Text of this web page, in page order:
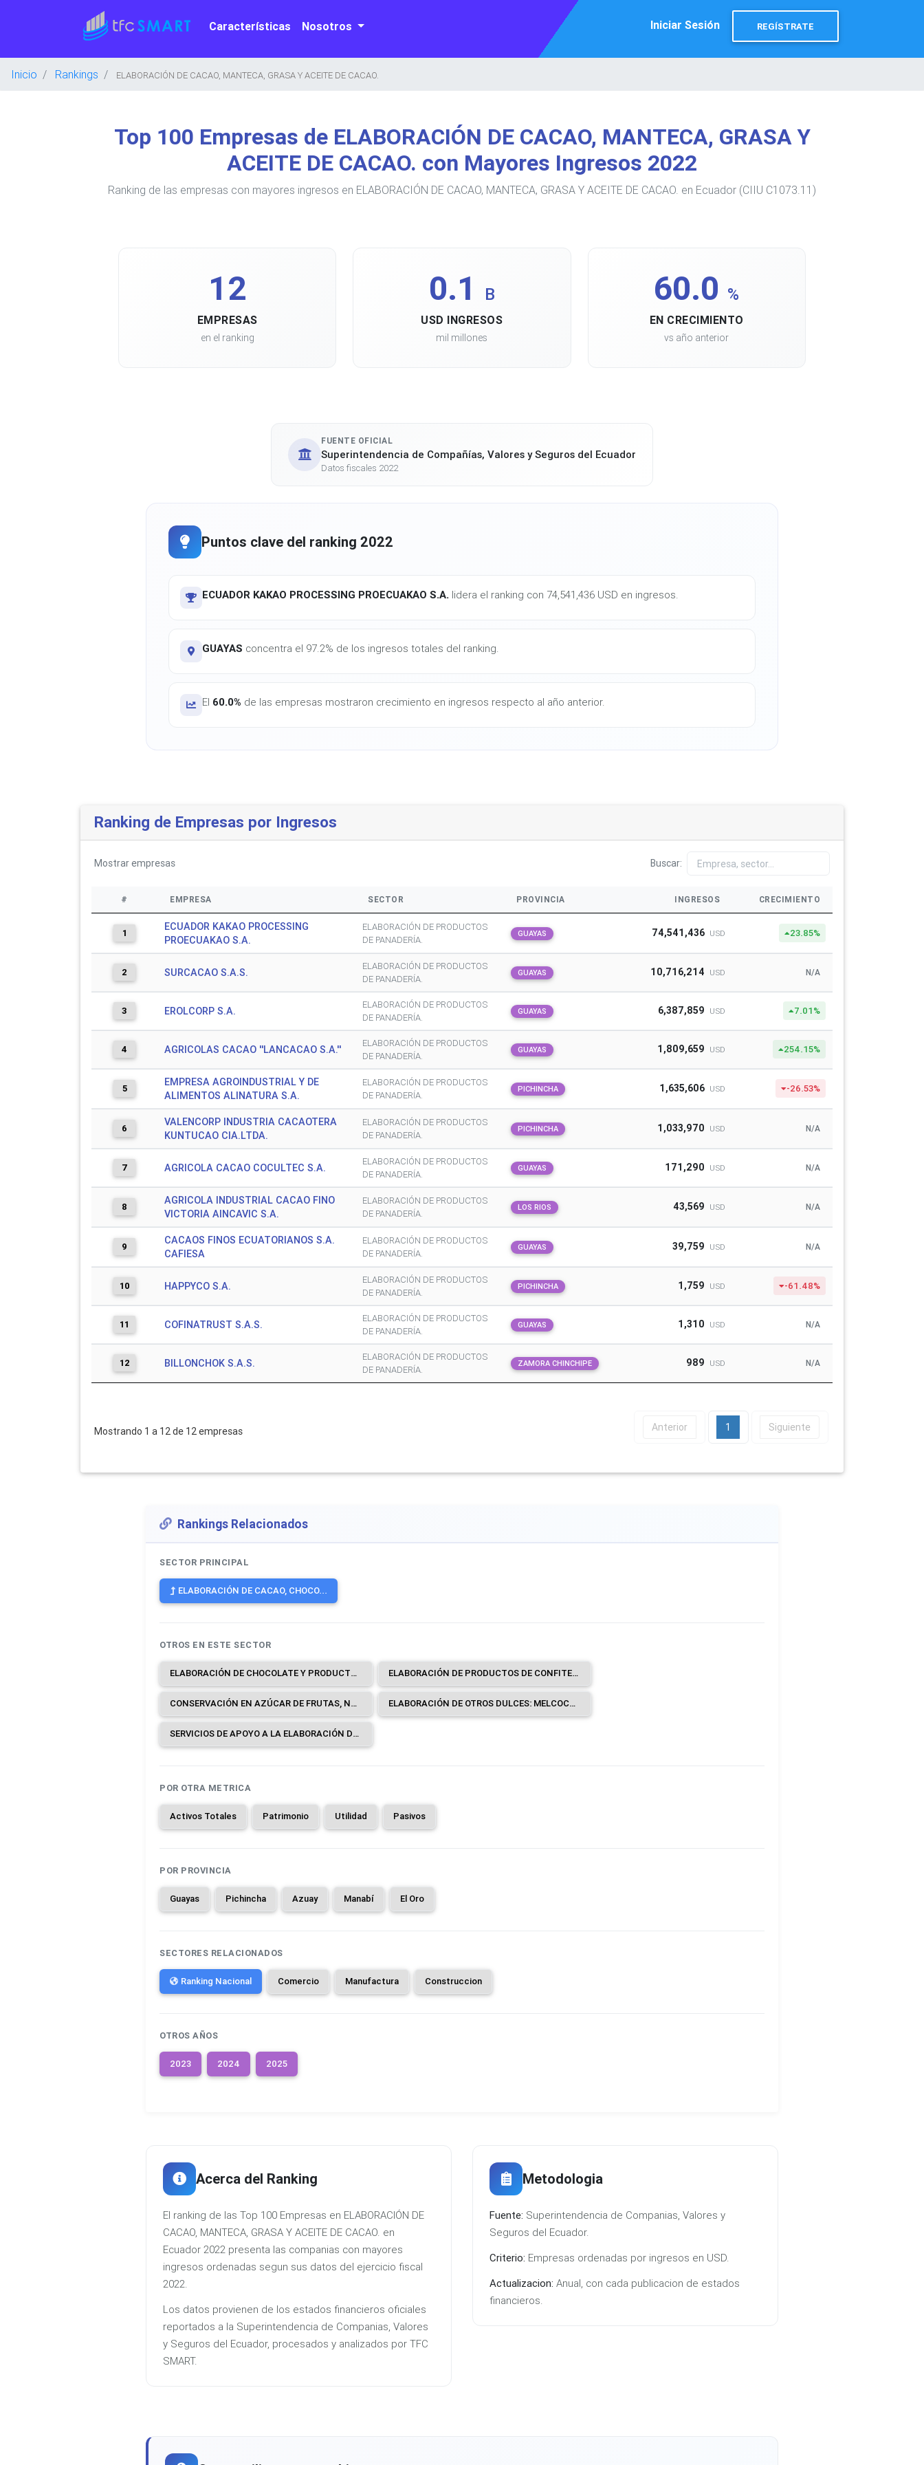
Características Nosotros Iniciar Sesión REGÍSTRATE
Inicio Rankings ELABORACIÓN DE CACAO, MANTECA, GRASA Y ACEITE DE CACAO.
Top 100 Empresas de ELABORACIÓN DE CACAO, MANTECA, GRASA Y
ACEITE DE CACAO. con Mayores Ingresos 2022
Ranking de las empresas con mayores ingresos en ELABORACIÓN DE CACAO, MANTECA, GRASA Y ACEITE DE CACAO. en Ecuador (CIIU C1073.11)
12
EMPRESAS
en el ranking
0.1 B
USD INGRESOS
mil millones
60.0 %
EN CRECIMIENTO
vs año anterior
FUENTE OFICIAL
Superintendencia de Compañías, Valores y Seguros del Ecuador
Datos fiscales 2022
Puntos clave del ranking 2022
ECUADOR KAKAO PROCESSING PROECUAKAO S.A. lidera el ranking con 74,541,436 USD en ingresos.
GUAYAS concentra el 97.2% de los ingresos totales del ranking.
El 60.0% de las empresas mostraron crecimiento en ingresos respecto al año anterior.
Ranking de Empresas por Ingresos
Mostrarempresas Buscar:
# EMPRESA SECTOR PROVINCIA INGRESOS CRECIMIENTO
1
ECUADOR KAKAO PROCESSING
PROECUAKAO S.A.
ELABORACIÓN DE PRODUCTOS
DE PANADERÍA.
GUAYAS 74,541,436 USD 23.85%
2 SURCACAO S.A.S.
ELABORACIÓN DE PRODUCTOS
DE PANADERÍA.
GUAYAS 10,716,214 USD N/A
3 EROLCORP S.A.
ELABORACIÓN DE PRODUCTOS
DE PANADERÍA.
GUAYAS 6,387,859 USD 7.01%
4 AGRICOLAS CACAO ''LANCACAO S.A.''
ELABORACIÓN DE PRODUCTOS
DE PANADERÍA.
GUAYAS 1,809,659 USD 254.15%
5
EMPRESA AGROINDUSTRIAL Y DE
ALIMENTOS ALINATURA S.A.
ELABORACIÓN DE PRODUCTOS
DE PANADERÍA.
PICHINCHA 1,635,606 USD -26.53%
6
VALENCORP INDUSTRIA CACAOTERA
KUNTUCAO CIA.LTDA.
ELABORACIÓN DE PRODUCTOS
DE PANADERÍA.
PICHINCHA 1,033,970 USD N/A
7 AGRICOLA CACAO COCULTEC S.A.
ELABORACIÓN DE PRODUCTOS
DE PANADERÍA.
GUAYAS 171,290 USD N/A
8
AGRICOLA INDUSTRIAL CACAO FINO
VICTORIA AINCAVIC S.A.
ELABORACIÓN DE PRODUCTOS
DE PANADERÍA.
LOS RIOS 43,569 USD N/A
9
CACAOS FINOS ECUATORIANOS S.A.
CAFIESA
ELABORACIÓN DE PRODUCTOS
DE PANADERÍA.
GUAYAS 39,759 USD N/A
10 HAPPYCO S.A.
ELABORACIÓN DE PRODUCTOS
DE PANADERÍA.
PICHINCHA 1,759 USD -61.48%
11 COFINATRUST S.A.S.
ELABORACIÓN DE PRODUCTOS
DE PANADERÍA.
GUAYAS 1,310 USD N/A
12 BILLONCHOK S.A.S.
ELABORACIÓN DE PRODUCTOS
DE PANADERÍA.
ZAMORA CHINCHIPE 989 USD N/A
Mostrando 1 a 12 de 12 empresas Anterior 1 Siguiente
Rankings Relacionados
SECTOR PRINCIPAL
ELABORACIÓN DE CACAO, CHOCO...
OTROS EN ESTE SECTOR
ELABORACIÓN DE CHOCOLATE Y PRODUCTOS DE CHOCOLATE. ELABORACIÓN DE PRODUCTOS DE CONFITERÍA: CARAMELOS, TURRÓN, GRAGEAS Y PASTILLAS DE CONFITERÍA, GOMA DE MASCAR (CHICLES), CONFITES BLANDOS, CONFITERÍA A BASE DE CHOCOLATE Y CHOCOLATE BLANCO, ETCÉTERA.
CONSERVACIÓN EN AZÚCAR DE FRUTAS, NUECES Y OTROS FRUTOS SECOS, CÁSCARA DE FRUTAS Y OTRAS PARTES DE LAS PLANTAS. ELABORACIÓN DE OTROS DULCES: MELCOCHAS, COCADAS, NOGADAS, DULCE DE GUAYABA, ALFEÑIQUES, ETCÉTERA.
SERVICIOS DE APOYO A LA ELABORACIÓN DE CACAO, CHOCOLATE Y PRODUCTOS DE CONFITERÍA A CAMBIO DE UNA RETRIBUCIÓN O POR CONTRATO.
POR OTRA METRICA
Activos Totales Patrimonio Utilidad Pasivos
POR PROVINCIA
Guayas Pichincha Azuay Manabí El Oro
SECTORES RELACIONADOS
Ranking Nacional Comercio Manufactura Construccion
OTROS AÑOS
2023 2024 2025
Acerca del Ranking
El ranking de las Top 100 Empresas en ELABORACIÓN DE
CACAO, MANTECA, GRASA Y ACEITE DE CACAO. en
Ecuador 2022 presenta las companias con mayores
ingresos ordenadas segun sus datos del ejercicio fiscal
2022.
Los datos provienen de los estados financieros oficiales
reportados a la Superintendencia de Companias, Valores
y Seguros del Ecuador, procesados y analizados por TFC
SMART.
Metodologia
Fuente: Superintendencia de Companias, Valores y
Seguros del Ecuador.
Criterio: Empresas ordenadas por ingresos en USD.
Actualizacion: Anual, con cada publicacion de estados
financieros.